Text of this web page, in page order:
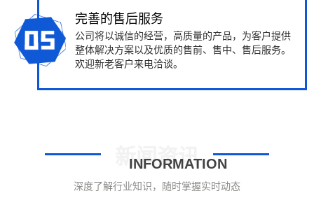
完善的售后服务
公司将以诚信的经营，高质量的产品，为客户提供
整体解决方案以及优质的售前、售中、售后服务。
欢迎新老客户来电洽谈。
新闻资讯
INFORMATION
深度了解行业知识，随时掌握实时动态